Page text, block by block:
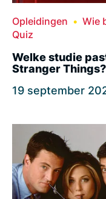
Opleidingen Wie
Quiz
Welke studie
Stranger Things?
19 september